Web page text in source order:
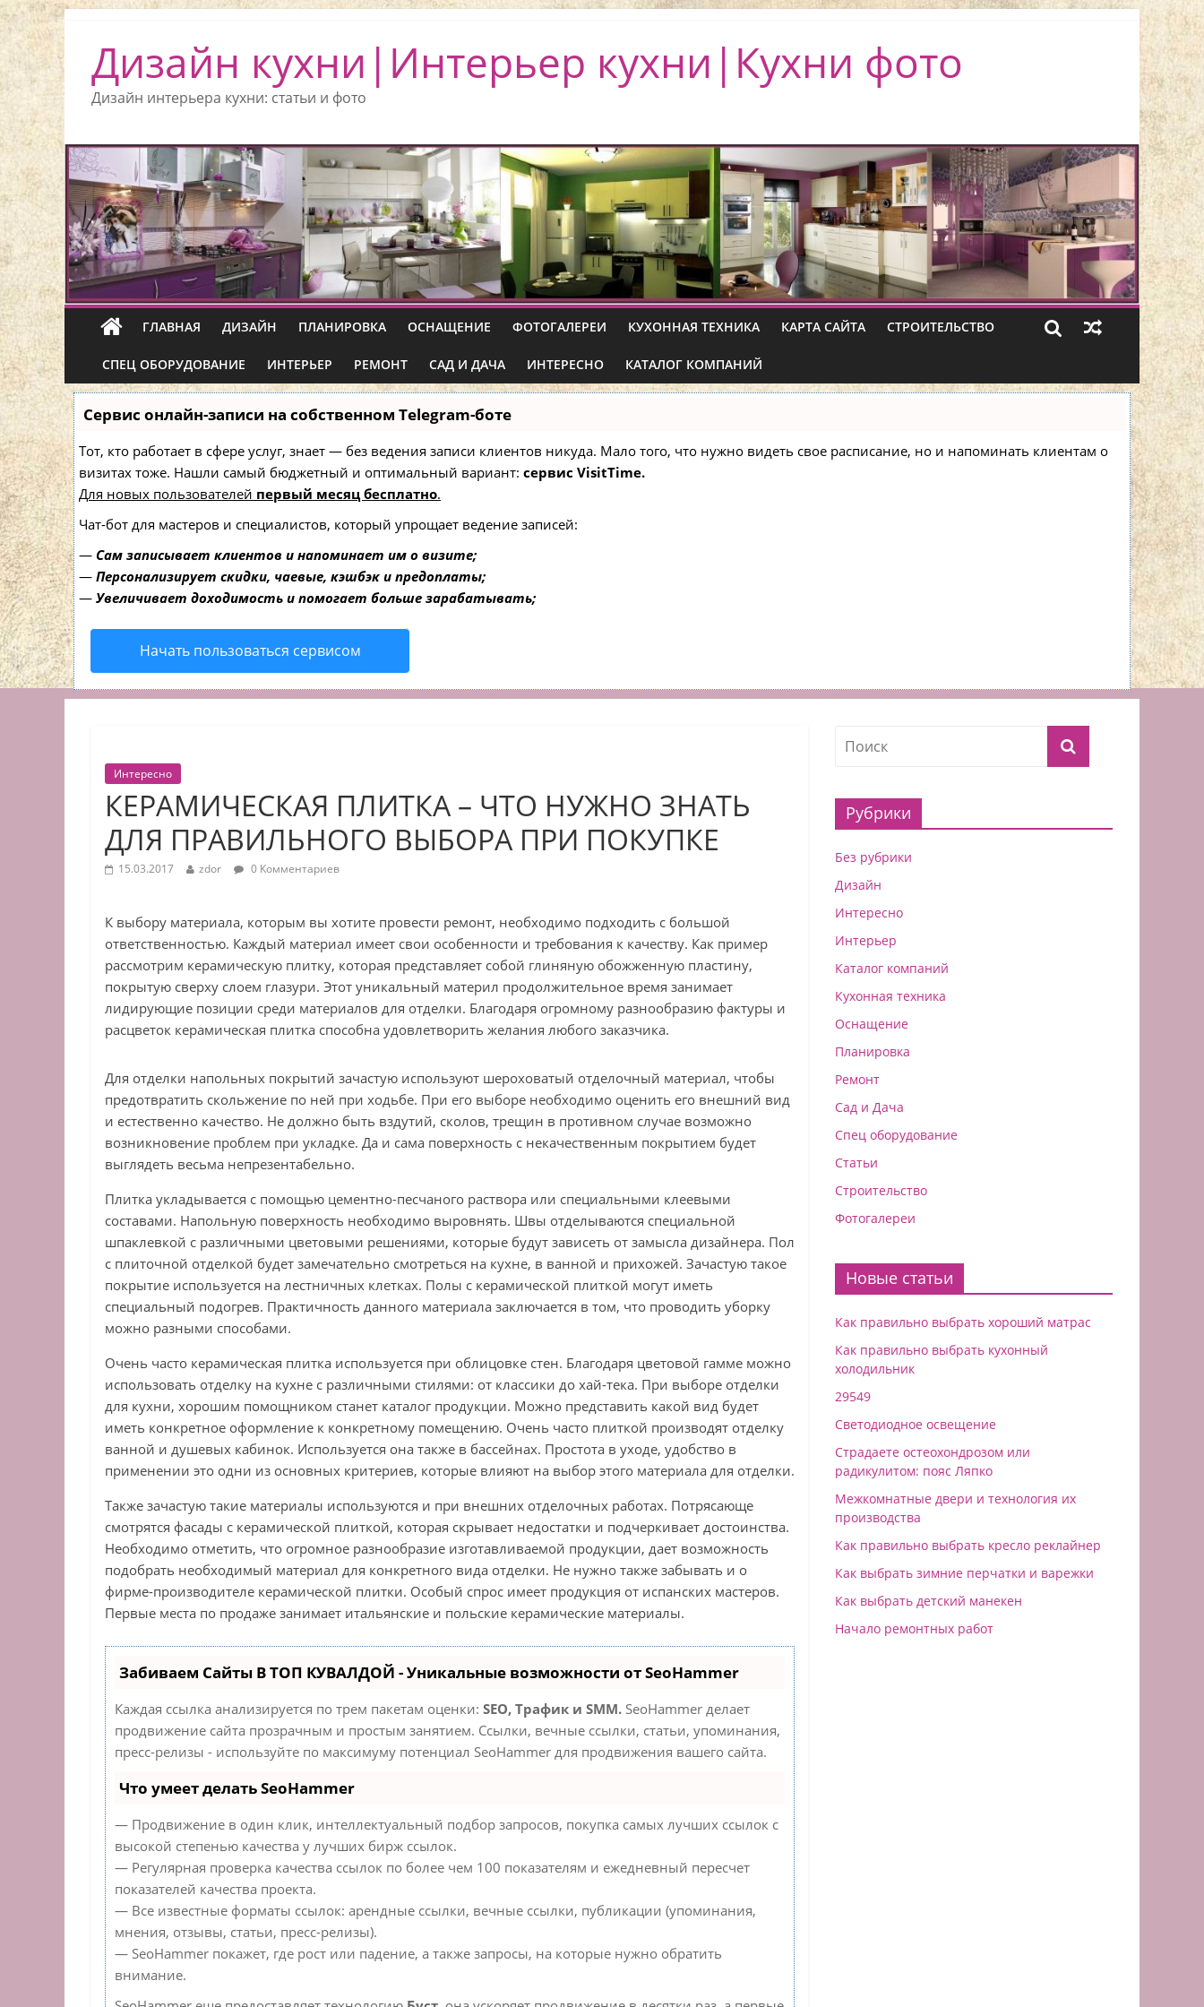
Дизайн кухни|Интерьер кухни|Кухни фото
Дизайн интерьера кухни: статьи и фото
ГЛАВНАЯ ДИЗАЙН ПЛАНИРОВКА ОСНАЩЕНИЕ ФОТОГАЛЕРЕИ КУХОННАЯ ТЕХНИКА КАРТА САЙТА СТРОИТЕЛЬСТВО
СПЕЦ ОБОРУДОВАНИЕ ИНТЕРЬЕР РЕМОНТ САД И ДАЧА ИНТЕРЕСНО КАТАЛОГ КОМПАНИЙ
Сервис онлайн-записи на собственном Telegram-боте
Тот, кто работает в сфере услуг, знает — без ведения записи клиентов никуда. Мало того, что нужно видеть свое расписание, но и напоминать клиентам о
визитах тоже. Нашли самый бюджетный и оптимальный вариант: сервис VisitTime.
Для новых пользователей первый месяц бесплатно.
Чат-бот для мастеров и специалистов, который упрощает ведение записей:
— Сам записывает клиентов и напоминает им о визите;
— Персонализирует скидки, чаевые, кэшбэк и предоплаты;
— Увеличивает доходимость и помогает больше зарабатывать;
Начать пользоваться сервисом
Интересно
КЕРАМИЧЕСКАЯ ПЛИТКА – ЧТО НУЖНО ЗНАТЬ
ДЛЯ ПРАВИЛЬНОГО ВЫБОРА ПРИ ПОКУПКЕ
15.03.2017 zdor 0 Комментариев
К выбору материала, которым вы хотите провести ремонт, необходимо подходить с большой
ответственностью. Каждый материал имеет свои особенности и требования к качеству. Как пример
рассмотрим керамическую плитку, которая представляет собой глиняную обожженную пластину,
покрытую сверху слоем глазури. Этот уникальный материл продолжительное время занимает
лидирующие позиции среди материалов для отделки. Благодаря огромному разнообразию фактуры и
расцветок керамическая плитка способна удовлетворить желания любого заказчика.
Для отделки напольных покрытий зачастую используют шероховатый отделочный материал, чтобы
предотвратить скольжение по ней при ходьбе. При его выборе необходимо оценить его внешний вид
и естественно качество. Не должно быть вздутий, сколов, трещин в противном случае возможно
возникновение проблем при укладке. Да и сама поверхность с некачественным покрытием будет
выглядеть весьма непрезентабельно.
Плитка укладывается с помощью цементно-песчаного раствора или специальными клеевыми
составами. Напольную поверхность необходимо выровнять. Швы отделываются специальной
шпаклевкой с различными цветовыми решениями, которые будут зависеть от замысла дизайнера. Пол
с плиточной отделкой будет замечательно смотреться на кухне, в ванной и прихожей. Зачастую такое
покрытие используется на лестничных клетках. Полы с керамической плиткой могут иметь
специальный подогрев. Практичность данного материала заключается в том, что проводить уборку
можно разными способами.
Очень часто керамическая плитка используется при облицовке стен. Благодаря цветовой гамме можно
использовать отделку на кухне с различными стилями: от классики до хай-тека. При выборе отделки
для кухни, хорошим помощником станет каталог продукции. Можно представить какой вид будет
иметь конкретное оформление к конкретному помещению. Очень часто плиткой производят отделку
ванной и душевых кабинок. Используется она также в бассейнах. Простота в уходе, удобство в
применении это одни из основных критериев, которые влияют на выбор этого материала для отделки.
Также зачастую такие материалы используются и при внешних отделочных работах. Потрясающе
смотрятся фасады с керамической плиткой, которая скрывает недостатки и подчеркивает достоинства.
Необходимо отметить, что огромное разнообразие изготавливаемой продукции, дает возможность
подобрать необходимый материал для конкретного вида отделки. Не нужно также забывать и о
фирме-производителе керамической плитки. Особый спрос имеет продукция от испанских мастеров.
Первые места по продаже занимает итальянские и польские керамические материалы.
Забиваем Сайты В ТОП КУВАЛДОЙ - Уникальные возможности от SeoHammer
Каждая ссылка анализируется по трем пакетам оценки: SEO, Трафик и SMM. SeoHammer делает
продвижение сайта прозрачным и простым занятием. Ссылки, вечные ссылки, статьи, упоминания,
пресс-релизы - используйте по максимуму потенциал SeoHammer для продвижения вашего сайта.
Что умеет делать SeoHammer
— Продвижение в один клик, интеллектуальный подбор запросов, покупка самых лучших ссылок с
высокой степенью качества у лучших бирж ссылок.
— Регулярная проверка качества ссылок по более чем 100 показателям и ежедневный пересчет
показателей качества проекта.
— Все известные форматы ссылок: арендные ссылки, вечные ссылки, публикации (упоминания,
мнения, отзывы, статьи, пресс-релизы).
— SeoHammer покажет, где рост или падение, а также запросы, на которые нужно обратить
внимание.
Рубрики
Без рубрики
Дизайн
Интересно
Интерьер
Каталог компаний
Кухонная техника
Оснащение
Планировка
Ремонт
Сад и Дача
Спец оборудование
Статьи
Строительство
Фотогалереи
Новые статьи
Как правильно выбрать хороший матрас
Как правильно выбрать кухонный
холодильник
29549
Светодиодное освещение
Страдаете остеохондрозом или
радикулитом: пояс Ляпко
Межкомнатные двери и технология их
производства
Как правильно выбрать кресло реклайнер
Как выбрать зимние перчатки и варежки
Как выбрать детский манекен
Начало ремонтных работ